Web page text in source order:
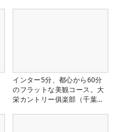
インター5分、都心から60分
のフラットな美観コース。大
栄カントリー俱楽部（千葉